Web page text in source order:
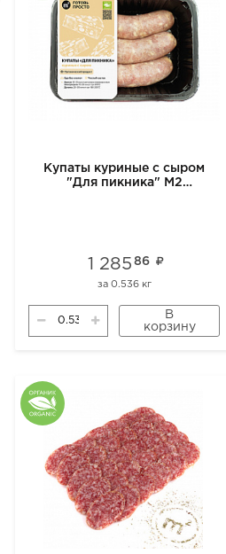
Купаты куриные с сыром
"Для пикника" М2
1 285 86
за 0.536 кг
В
корзину